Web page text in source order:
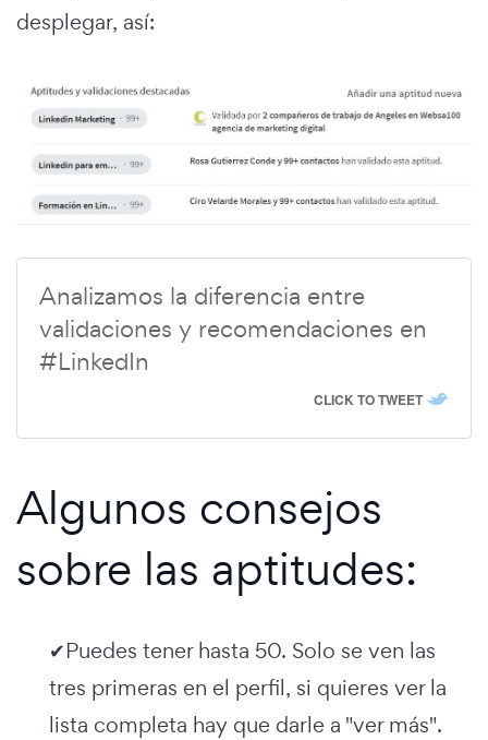
desplegar, así:
Analizamos la diferencia entre
validaciones y recomendaciones en
#LinkedIn
CLICK TO TWEET
Algunos consejos
sobre las aptitudes:
✔Puedes tener hasta 50. Solo se ven las
tres primeras en el perfil, si quieres ver la
lista completa hay que darle a "ver más".